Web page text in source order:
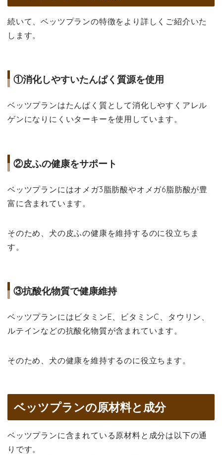
続いて、ベッツプランの特徴をより詳しくご紹介いた
します。
①消化しやすいたんぱく質源を使用
ベッツプランはたんぱく質として消化しやすくアレル
ゲンになりにくいターキーを使用しています。
②皮ふの健康をサポート
ベッツプランにはオメガ3脂肪酸やオメガ6脂肪酸が豊
富に含まれています。
そのため、犬の皮ふの健康を維持するのに役立ちま
す。
③抗酸化物質で健康維持
ベッツプランにはビタミンE、ビタミンC、タウリン、
ルテインなどの抗酸化物質が含まれています。
そのため、犬の健康を維持するのに役立ちます。
ベッツプランの原材料と成分
ベッツプランに含まれている原材料と成分は以下の通
りです。